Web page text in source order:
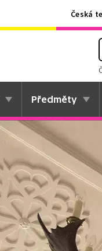
Česká
Předměty